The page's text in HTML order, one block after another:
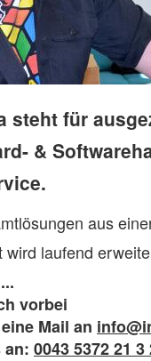
steht für
&
aus
wird laufend
vorbei
Mail an
an: 0043 5372 21 3